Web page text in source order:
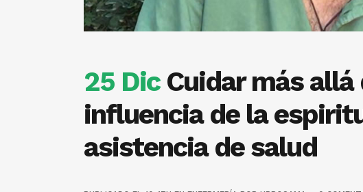
25 DicCuidar más allá
influencia de la
asistencia de salud